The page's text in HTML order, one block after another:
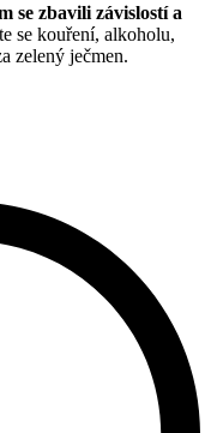
se zbavili závislostí a
se kouření, alkoholu,
zelený ječmen.